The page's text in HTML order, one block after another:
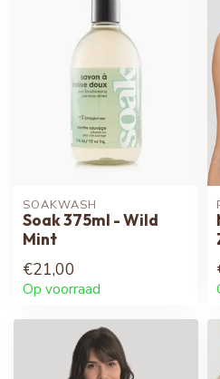
SOAKWASH
Soak 375ml - Wild
Mint
€21,00
Op voorraad